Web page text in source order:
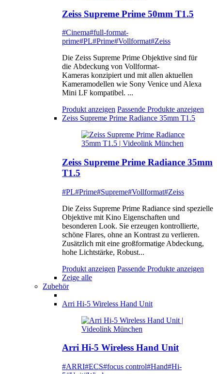
Zeiss Supreme Prime 50mm T1.5
#Cinema#full-format-
prime#PL#Prime#Vollformat#Zeiss
Die Zeiss Supreme Prime Objektive sind für
die Abdeckung von Vollformat-
Kameras konzipiert und mit allen aktuellen
Kameramodellen wie Sony Venice und Alexa
Mini LF kompatibel. ...
Produkt anzeigen Passende Produkte anzeigen
Zeiss Supreme Prime Radiance 35mm T1.5
Zeiss Supreme Prime Radiance 35mm
T1.5
#PL#Prime#Supreme#Vollformat#Zeiss
Die Zeiss Supreme Prime Radiance sind spezielle
Objektive mit Kino Eigenschaften und
besonderen Look. Sie erzeugen kontrollierte,
schöne Flares, ohne an Kontrast zu verlieren.
Zusätzlich mit eine großformatige Abdeckung,
hohe Lichtstärke, Robust...
Produkt anzeigen Passende Produkte anzeigen
Zeige alle
Zubehör
Arri Hi-5 Wireless Hand Unit
Arri Hi-5 Wireless Hand Unit
#ARRI#ECS#focus control#Hand#Hi-